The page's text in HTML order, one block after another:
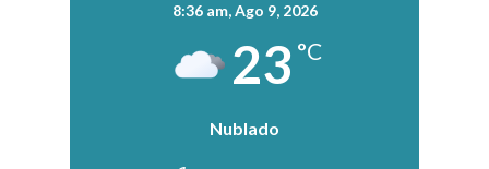
8:36 am,Ago 9, 2026
23 °C
Nublado